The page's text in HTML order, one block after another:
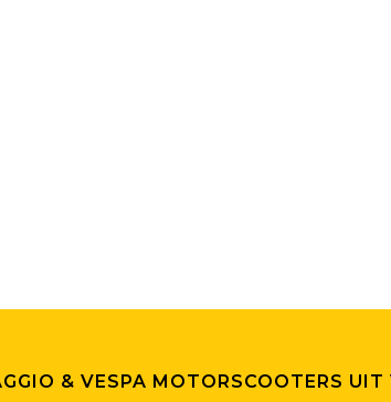
& VESPA MOTORSCOOTERS